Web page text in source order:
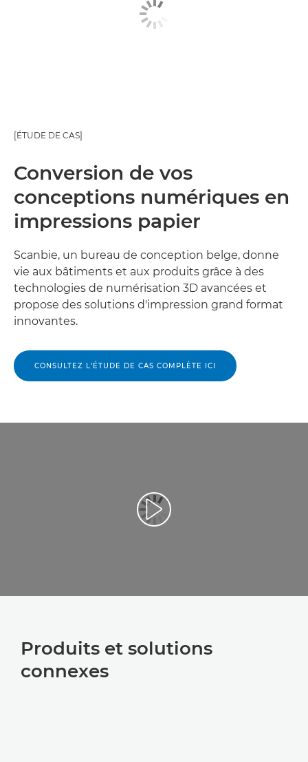
[ÉTUDE DE CAS]
Conversion de vos
conceptions numériques en
impressions papier
Scanbie, un bureau de conception belge, donne
vie aux bâtiments et aux produits grâce à des
technologies de numérisation 3D avancées et
propose des solutions d'impression grand format
innovantes.
CONSULTEZ L'ÉTUDE DE CAS COMPLÈTE ICI
Lancer la vidéo
Produits et solutions
connexes